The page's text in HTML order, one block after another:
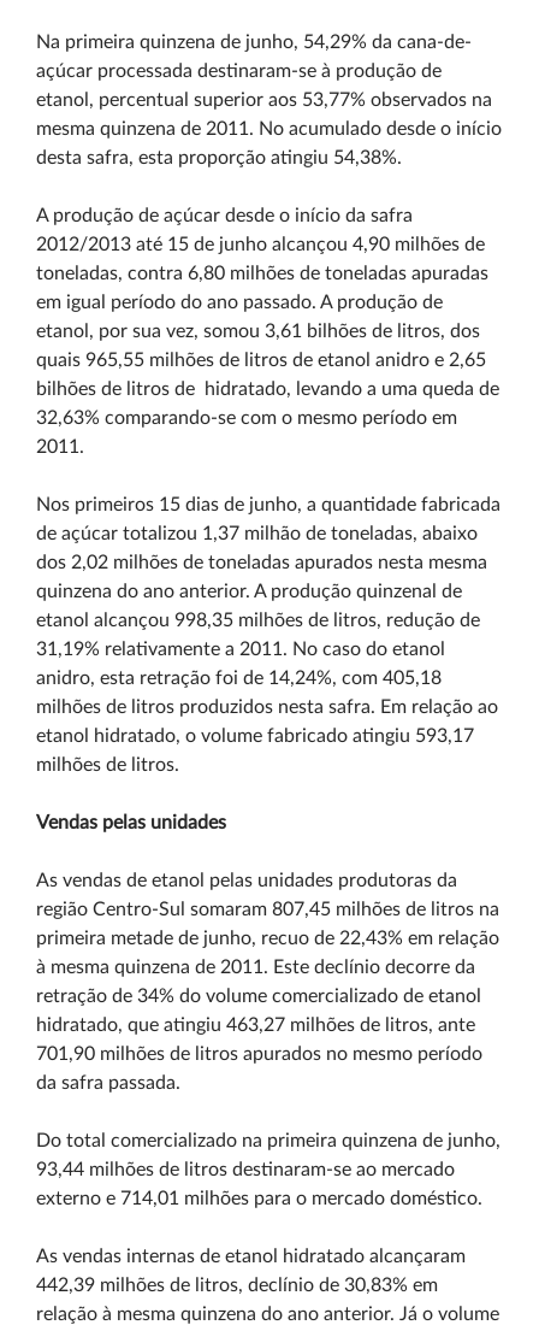
Na primeira quinzena de junho, 54,29% da cana-de-
açúcar processada destinaram-se à produção de
etanol, percentual superior aos 53,77% observados na
mesma quinzena de 2011. No acumulado desde o início
desta safra, esta proporção atingiu 54,38%.
A produção de açúcar desde o início da safra
2012/2013 até 15 de junho alcançou 4,90 milhões de
toneladas, contra 6,80 milhões de toneladas apuradas
em igual período do ano passado. A produção de
etanol, por sua vez, somou 3,61 bilhões de litros, dos
quais 965,55 milhões de litros de etanol anidro e 2,65
bilhões de litros de hidratado, levando a uma queda de
32,63% comparando-se com o mesmo período em
2011.
Nos primeiros 15 dias de junho, a quantidade fabricada
de açúcar totalizou 1,37 milhão de toneladas, abaixo
dos 2,02 milhões de toneladas apurados nesta mesma
quinzena do ano anterior. A produção quinzenal de
etanol alcançou 998,35 milhões de litros, redução de
31,19% relativamente a 2011. No caso do etanol
anidro, esta retração foi de 14,24%, com 405,18
milhões de litros produzidos nesta safra. Em relação ao
etanol hidratado, o volume fabricado atingiu 593,17
milhões de litros.
Vendas pelas unidades
As vendas de etanol pelas unidades produtoras da
região Centro-Sul somaram 807,45 milhões de litros na
primeira metade de junho, recuo de 22,43% em relação
à mesma quinzena de 2011. Este declínio decorre da
retração de 34% do volume comercializado de etanol
hidratado, que atingiu 463,27 milhões de litros, ante
701,90 milhões de litros apurados no mesmo período
da safra passada.
Do total comercializado na primeira quinzena de junho,
93,44 milhões de litros destinaram-se ao mercado
externo e 714,01 milhões para o mercado doméstico.
As vendas internas de etanol hidratado alcançaram
442,39 milhões de litros, declínio de 30,83% em
relação à mesma quinzena do ano anterior. Já o volume